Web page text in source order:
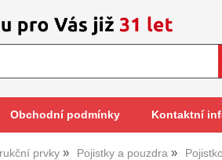
Obchodní podmínky Kontaktní
prvky Pojistky a pouzdra